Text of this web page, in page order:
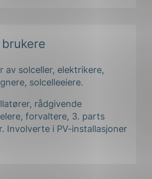
av solceller, elektrikere,
solcelleeiere.
rådgivende
forvaltere, 3. parts
Involverte i PV-installasjoner